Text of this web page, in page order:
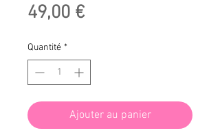
49,00 €Prix
Quantité *
Ajouter au panier